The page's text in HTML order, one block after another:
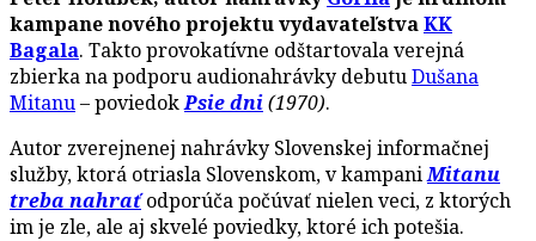
kampane nového projektu vydavateľstvaKK
Bagala. Takto provokatívne odštartovala verejná
zbierka na podporu audionahrávky debutuDušana
Mitanu– poviedokPsie dni(1970).
Autor zverejnenej nahrávky Slovenskej informačnej
služby, ktorá otriasla Slovenskom, v kampaniMitanu
treba nahraťodporúča počúvať nielen veci, z ktorých
im je zle, ale aj skvelé poviedky, ktoré ich potešia.